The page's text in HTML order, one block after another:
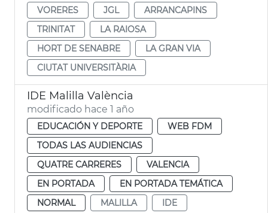
VORERES
JGL
ARRANCAPINS
TRINITAT
LA RAIOSA
HORT DE SENABRE
LA GRAN VIA
CIUTAT UNIVERSITÀRIA
IDE Malilla València
modificado hace 1 año
EDUCACIÓN Y DEPORTE
WEB FDM
TODAS LAS AUDIENCIAS
QUATRE CARRERES
VALENCIA
EN PORTADA
EN PORTADA TEMÁTICA
NORMAL
MALILLA IDE